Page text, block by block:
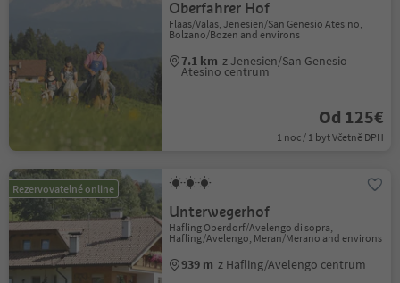
Oberfahrer Hof
Flaas/Valas, Jenesien/San Genesio Atesino,
Bolzano/Bozen and environs
7.1 km z Jenesien/San Genesio
Atesino centrum
Od 125€
1 noc / 1 byt Včetně DPH
Rezervovatelné online
Unterwegerhof
Hafling Oberdorf/Avelengo di sopra,
Hafling/Avelengo, Meran/Merano and environs
939 m z Hafling/Avelengo centrum